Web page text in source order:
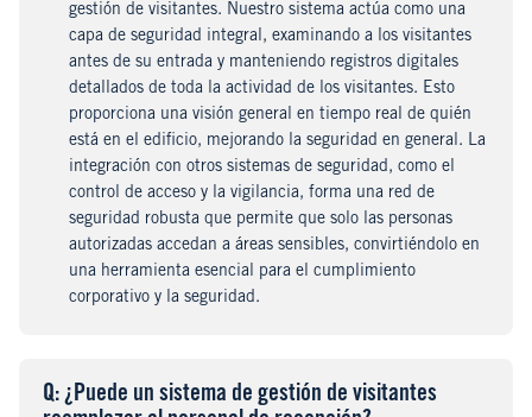
gestión de visitantes. Nuestro sistema actúa como una
capa de seguridad integral, examinando a los visitantes
antes de su entrada y manteniendo registros digitales
detallados de toda la actividad de los visitantes. Esto
proporciona una visión general en tiempo real de quién
está en el edificio, mejorando la seguridad en general. La
integración con otros sistemas de seguridad, como el
control de acceso y la vigilancia, forma una red de
seguridad robusta que permite que solo las personas
autorizadas accedan a áreas sensibles, convirtiéndolo en
una herramienta esencial para el cumplimiento
corporativo y la seguridad.
Question
: ¿Puede un sistema de gestión de visitantes